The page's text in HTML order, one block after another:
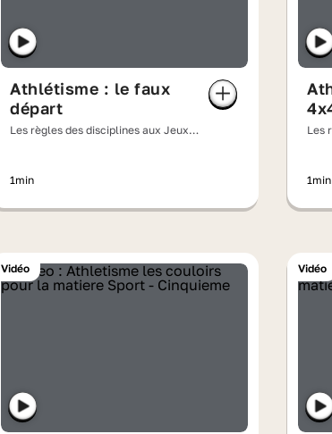
Athlétisme : le faux
départ
Les règles des disciplines aux Jeux
1min
Les
1min
Vidéo Vidéo